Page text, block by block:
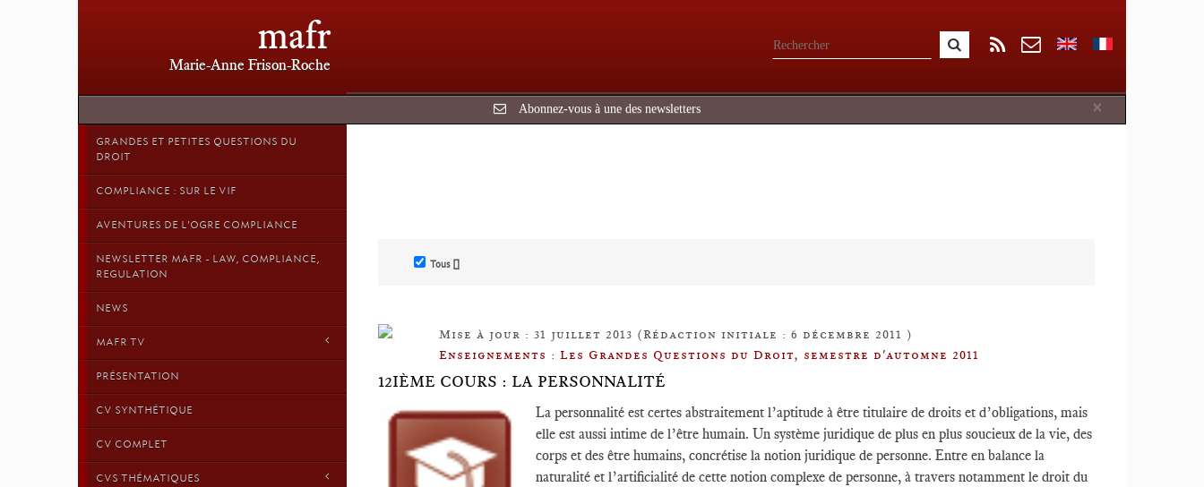
mafr
Marie-Anne Frison-Roche
×
Abonnez-vous à une des newsletters
GRANDES ET PETITES QUESTIONS DU
DROIT
COMPLIANCE : SUR LE VIF
AVENTURES DE L'OGRE COMPLIANCE
NEWSLETTER MAFR - LAW, COMPLIANCE,
REGULATION
NEWS
MAFR TV
PRÉSENTATION
CV SYNTHÉTIQUE
CV COMPLET
CVS THÉMATIQUES
Tous []
Mise à jour : 31 juillet 2013 (Rédaction initiale : 6 décembre 2011 )
Enseignements : Les Grandes Questions du Droit, semestre d'automne 2011
12IÈME COURS : LA PERSONNALITÉ
La personnalité est certes abstraitement l’aptitude à être titulaire de droits et d’obligations, mais
elle est aussi intime de l’être humain. Un système juridique de plus en plus soucieux de la vie, des
corps et des être humains, concrétise la notion juridique de personne. Entre en balance la
naturalité et l’artificialité de cette notion complexe de personne, à travers notamment le droit du